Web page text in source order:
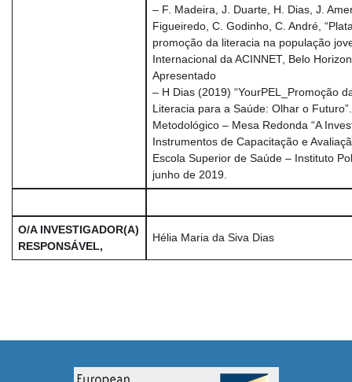
– F. Madeira, J. Duarte, H. Dias, J.
Figueiredo, C. Godinho, C. André,
promoção da literacia na população
Internacional da ACINNET, Belo
Apresentado
– H Dias (2019) “YourPEL_Promoção
Literacia para a Saúde: Olhar o
Metodológico – Mesa Redonda “A
Instrumentos de Capacitação e
Escola Superior de Saúde – Instituto
junho de 2019.
O/A INVESTIGADOR(A)
RESPONSÁVEL,
Hélia Maria da Siva Dias